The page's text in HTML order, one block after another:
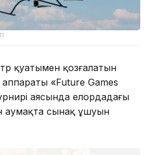
қуатымен қозғалатын
«Future Games
аясында елордадағы
аумақта сынақ ұшуын